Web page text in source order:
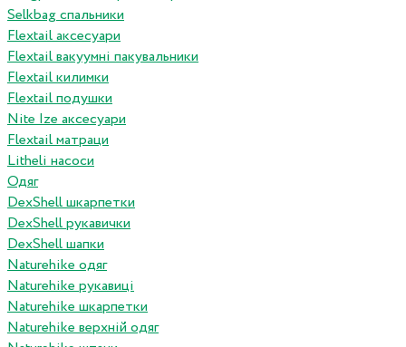
Selkbag спальники
Flextail аксесуари
Flextail вакуумні пакувальники
Flextail килимки
Flextail подушки
Nite Ize аксесуари
Flextail матраци
Litheli насоси
Одяг
DexShell шкарпетки
DexShell рукавички
DexShell шапки
Naturehike одяг
Naturehike рукавиці
Naturehike шкарпетки
Naturehike верхній одяг